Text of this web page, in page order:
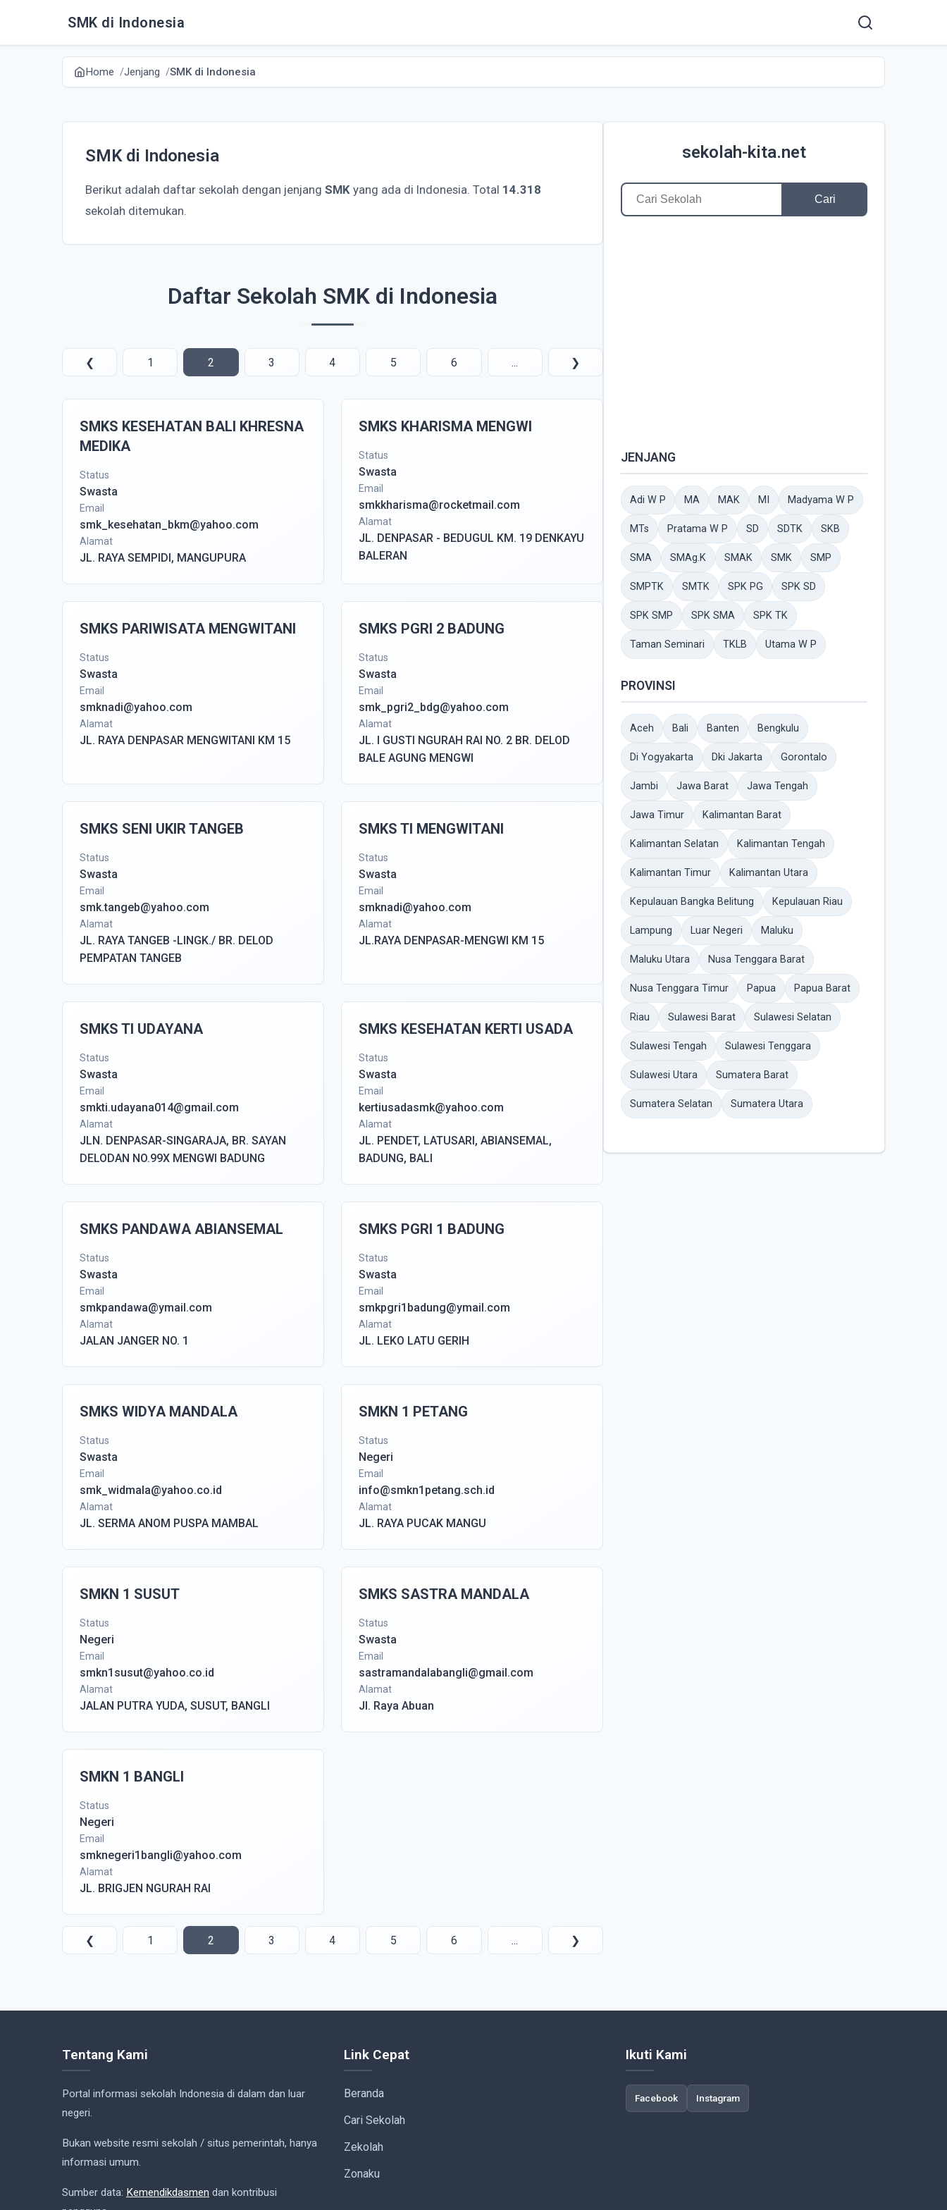
SMK di Indonesia
Home Jenjang SMK di Indonesia
SMK di Indonesia
Berikut adalah daftar sekolah dengan jenjang SMK yang ada di Indonesia. Total 14.318
sekolah ditemukan.
Daftar Sekolah SMK di Indonesia
❮ 1 2 3 4 5 6 ... ❯
SMKS KESEHATAN BALI KHRESNA
MEDIKA
Status
Swasta
Email
smk_kesehatan_bkm@yahoo.com
Alamat
JL. RAYA SEMPIDI, MANGUPURA
SMKS KHARISMA MENGWI
Status
Swasta
Email
smkkharisma@rocketmail.com
Alamat
JL. DENPASAR - BEDUGUL KM. 19 DENKAYU
BALERAN
SMKS PARIWISATA MENGWITANI
Status
Swasta
Email
smknadi@yahoo.com
Alamat
JL. RAYA DENPASAR MENGWITANI KM 15
SMKS PGRI 2 BADUNG
Status
Swasta
Email
smk_pgri2_bdg@yahoo.com
Alamat
JL. I GUSTI NGURAH RAI NO. 2 BR. DELOD
BALE AGUNG MENGWI
SMKS SENI UKIR TANGEB
Status
Swasta
Email
smk.tangeb@yahoo.com
Alamat
JL. RAYA TANGEB -LINGK./ BR. DELOD
PEMPATAN TANGEB
SMKS TI MENGWITANI
Status
Swasta
Email
smknadi@yahoo.com
Alamat
JL.RAYA DENPASAR-MENGWI KM 15
SMKS TI UDAYANA
Status
Swasta
Email
smkti.udayana014@gmail.com
Alamat
JLN. DENPASAR-SINGARAJA, BR. SAYAN
DELODAN NO.99X MENGWI BADUNG
SMKS KESEHATAN KERTI USADA
Status
Swasta
Email
kertiusadasmk@yahoo.com
Alamat
JL. PENDET, LATUSARI, ABIANSEMAL,
BADUNG, BALI
SMKS PANDAWA ABIANSEMAL
Status
Swasta
Email
smkpandawa@ymail.com
Alamat
JALAN JANGER NO. 1
SMKS PGRI 1 BADUNG
Status
Swasta
Email
smkpgri1badung@ymail.com
Alamat
JL. LEKO LATU GERIH
SMKS WIDYA MANDALA
Status
Swasta
Email
smk_widmala@yahoo.co.id
Alamat
JL. SERMA ANOM PUSPA MAMBAL
SMKN 1 PETANG
Status
Negeri
Email
info@smkn1petang.sch.id
Alamat
JL. RAYA PUCAK MANGU
SMKN 1 SUSUT
Status
Negeri
Email
smkn1susut@yahoo.co.id
Alamat
JALAN PUTRA YUDA, SUSUT, BANGLI
SMKS SASTRA MANDALA
Status
Swasta
Email
sastramandalabangli@gmail.com
Alamat
Jl. Raya Abuan
SMKN 1 BANGLI
Status
Negeri
Email
smknegeri1bangli@yahoo.com
Alamat
JL. BRIGJEN NGURAH RAI
❮ 1 2 3 4 5 6 ... ❯
sekolah-kita.net
Cari
JENJANG
Adi W P MA MAK MI Madyama W P
MTs Pratama W P SD SDTK SKB
SMA SMAg.K SMAK SMK SMP
SMPTK SMTK SPK PG SPK SD
SPK SMP SPK SMA SPK TK
Taman Seminari TKLB Utama W P
PROVINSI
Aceh Bali Banten Bengkulu
Di Yogyakarta Dki Jakarta Gorontalo
Jambi Jawa Barat Jawa Tengah
Jawa Timur Kalimantan Barat
Kalimantan Selatan Kalimantan Tengah
Kalimantan Timur Kalimantan Utara
Kepulauan Bangka Belitung Kepulauan Riau
Lampung Luar Negeri Maluku
Maluku Utara Nusa Tenggara Barat
Nusa Tenggara Timur Papua Papua Barat
Riau Sulawesi Barat Sulawesi Selatan
Sulawesi Tengah Sulawesi Tenggara
Sulawesi Utara Sumatera Barat
Sumatera Selatan Sumatera Utara
Tentang Kami
Portal informasi sekolah Indonesia di dalam dan luar
negeri.
Bukan website resmi sekolah / situs pemerintah, hanya
informasi umum.
Sumber data: Kemendikdasmen dan kontribusi
Link Cepat
Beranda
Cari Sekolah
Zekolah
Zonaku
Ikuti Kami
Facebook Instagram